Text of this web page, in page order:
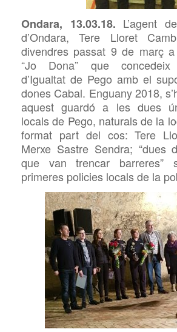
Ondara, 13.03.18. L’agent
d’Ondara, Tere Lloret
divendres passat 9 de març
“Jo Dona” que
d’Igualtat de Pego amb el
dones Cabal. Enguany 2018,
aquest guardó a les dues
locals de Pego, naturals de la
format part del cos: Tere
Merxe Sastre Sendra; “dues
que van trencar barreres”
primeres policies locals de la